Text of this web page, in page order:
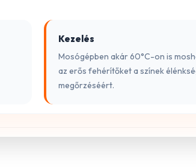
Kezelés
Mosógépben akár 60°C-on is
az erős fehérítőket a színek
megőrzéséért.